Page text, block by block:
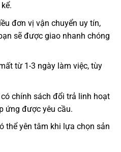
đơn vị vận chuyển uy tín,
sẽ được giao nhanh chóng
từ 1-3 ngày làm việc, tùy
chính sách đổi trả linh hoạt
ứng được yêu cầu.
thể yên tâm khi lựa chọn sản